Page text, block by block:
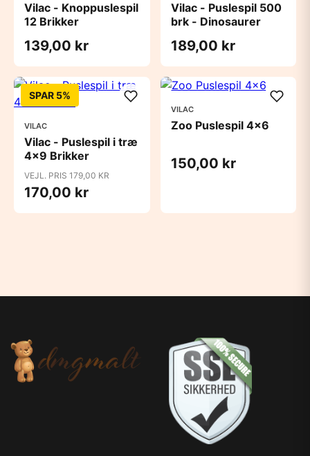
Vilac - Knoppuslespil
12 Brikker
139,00 kr
Vilac - Puslespil 500
brk - Dinosaurer
189,00 kr
SPAR 5%
VILAC
Vilac - Puslespil i træ
4x9 Brikker
VEJL. PRIS 179,00 KR
170,00 kr
VILAC
Zoo Puslespil 4x6
150,00 kr